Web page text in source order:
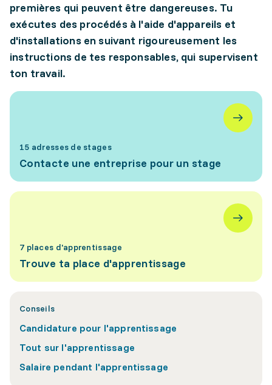
premières qui peuvent être dangereuses. Tu
exécutes des procédés à l'aide d'appareils et
d'installations en suivant rigoureusement les
instructions de tes responsables, qui supervisent
ton travail.
15 adresses de stages
Contacte une entreprise pour un stage
7 places d'apprentissage
Trouve ta place d'apprentissage
Conseils
Candidature pour l'apprentissage
Tout sur l'apprentissage
Salaire pendant l'apprentissage